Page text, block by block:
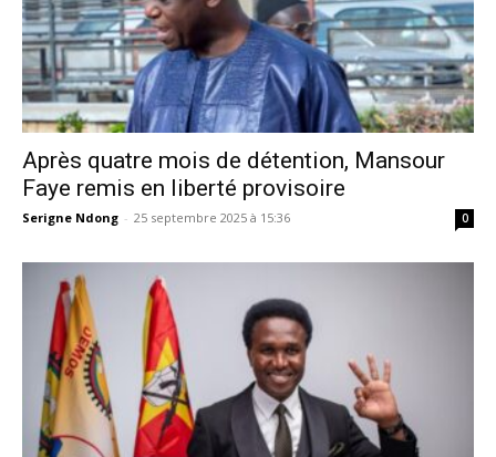
Après quatre mois de détention, Mansour
Faye remis en liberté provisoire
Serigne Ndong - 25 septembre 2025 à 15:36 0